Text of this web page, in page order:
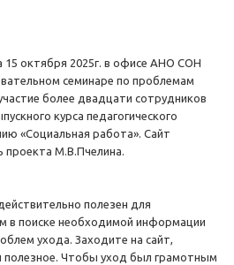
15 октября 2025г. в офисе АНО СОН
семинаре по проблемам
более двадцати сотрудников
курса педагогического
«Социальная работа». Сайт
проекта М.В.Пчелина.
полезен для
в поиске необходимой информации
ухода. Заходите на сайт,
полезное. Чтобы уход был грамотным